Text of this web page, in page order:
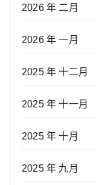
2026 年 二月
2026 年 一月
2025 年 十二月
2025 年 十一月
2025 年 十月
2025 年 九月